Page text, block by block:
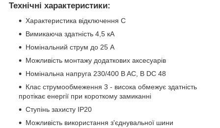
Технічні характеристики:
Характеристика відключення С
Вимикаюча здатність 4,5 кА
Номінальний струм до 25 А
Можливість монтажу додаткових аксесуарів
Номінальна напруга 230/400 B AC, B DC 48
Клас струмообмеження 3 - висока обмежує здатність
протікає енергії при короткому замиканні
Ступінь захисту IP20
Можливість використання з'єднувальної шини